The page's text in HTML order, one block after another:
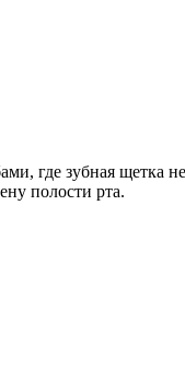
где зубная щетка
полости рта.